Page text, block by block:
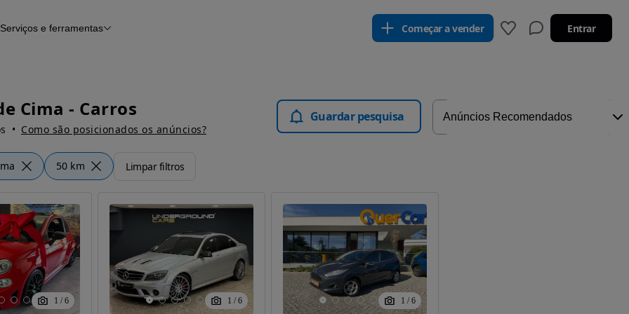
Serviços e ferramentas Começar a vender Entrar
Cima - Carros
Como são posicionados os anúncios?
Guardar pesquisa
50 km Limpar filtros
1 / 6 1 / 6 1 / 6